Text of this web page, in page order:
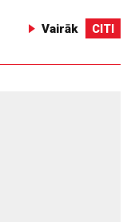
Vairāk CITI